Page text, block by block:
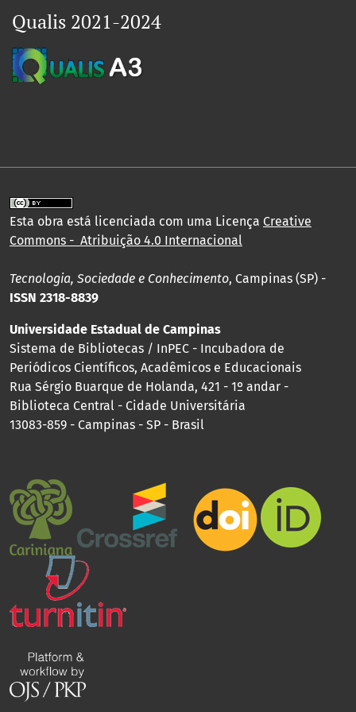
Qualis 2021-2024
Esta obra está licenciada com uma Licença Creative
Commons - Atribuição 4.0 Internacional
Tecnologia, Sociedade e Conhecimento, Campinas (SP) -
ISSN 2318-8839
Universidade Estadual de Campinas
Sistema de Bibliotecas / InPEC - Incubadora de
Periódicos Científicos, Acadêmicos e Educacionais
Rua Sérgio Buarque de Holanda, 421 - 1º andar -
Biblioteca Central - Cidade Universitária
13083-859 - Campinas - SP - Brasil